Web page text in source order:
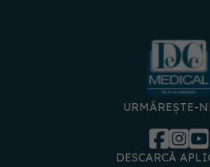
URMĂREȘTE-
DESCARCĂ